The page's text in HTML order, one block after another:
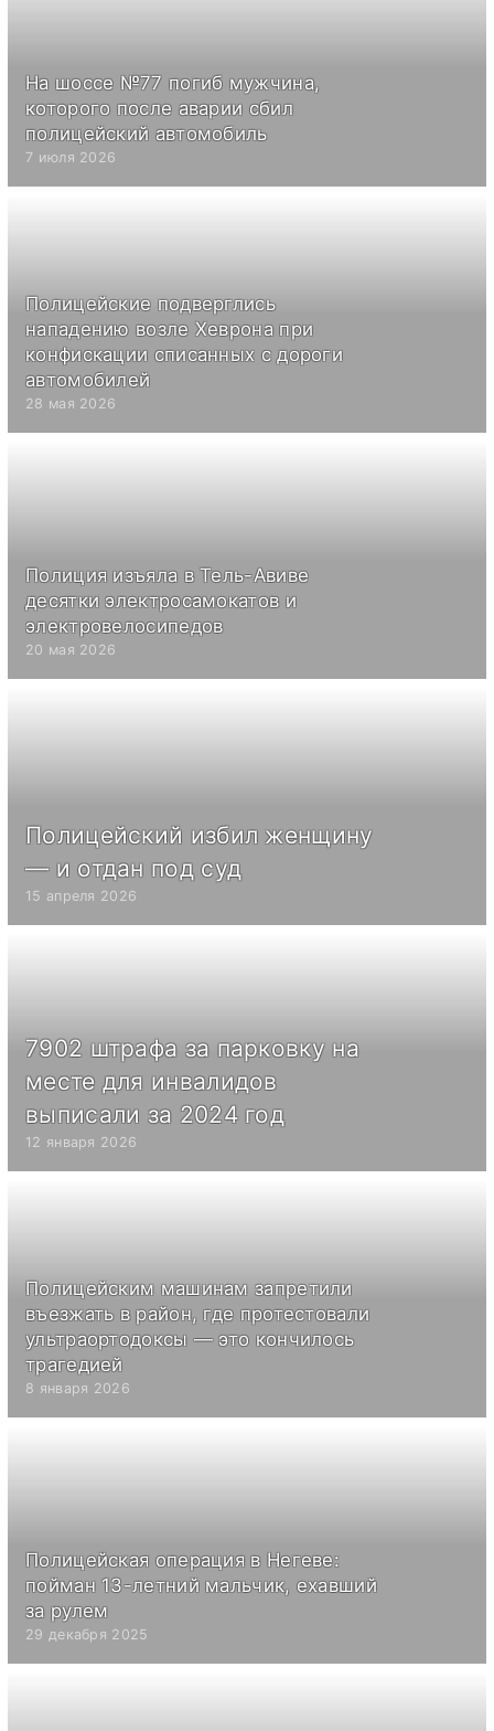
На шоссе №77 погиб мужчина,
которого после аварии сбил
полицейский автомобиль
7 июля 2026
Полицейские подверглись
нападению возле Хеврона при
конфискации списанных с дороги
автомобилей
28 мая 2026
Полиция изъяла в Тель-Авиве
десятки электросамокатов и
электровелосипедов
20 мая 2026
Полицейский избил женщину
— и отдан под суд
15 апреля 2026
7902 штрафа за парковку на
месте для инвалидов
выписали за 2024 год
12 января 2026
Полицейским машинам запретили
въезжать в район, где протестовали
ультраортодоксы — это кончилось
трагедией
8 января 2026
Полицейская операция в Негеве:
пойман 13-летний мальчик, ехавший
за рулем
29 декабря 2025